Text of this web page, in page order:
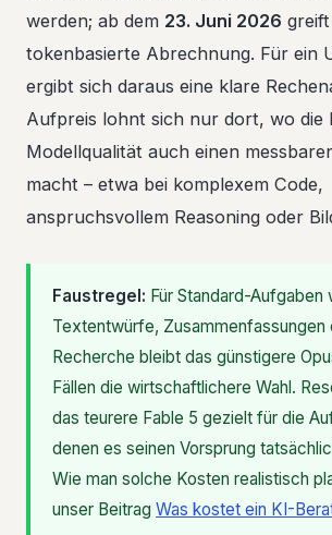
werden; ab dem 23. Juni 2026 greift
tokenbasierte Abrechnung. Für ein
ergibt sich daraus eine klare
Aufpreis lohnt sich nur dort, wo die
Modellqualität auch einen
macht – etwa bei komplexem Code,
anspruchsvollem Reasoning oder
Faustregel: Für Standard-Aufgaben
Textentwürfe, Zusammenfassungen
Recherche bleibt das günstigere
Fällen die wirtschaftlichere Wahl.
das teurere Fable 5 gezielt für die
denen es seinen Vorsprung
Wie man solche Kosten realistisch
unser Beitrag Was kostet ein KI-